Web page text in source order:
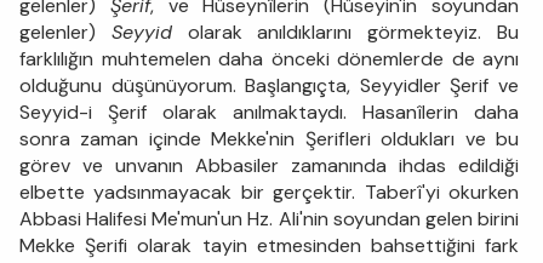
gelenler) Şerif, ve Hüseynîlerin (Hüseyin'in soyundan
gelenler) Seyyidolarak anıldıklarını görmekteyiz. Bu
farklılığın muhtemelen daha önceki dönemlerde de aynı
olduğunu düşünüyorum. Başlangıçta, Seyyidler Şerif ve
Seyyid-i Şerif olarak anılmaktaydı. Hasanîlerin daha
sonra zaman içinde Mekke'nin Şerifleri oldukları ve bu
görev ve unvanın Abbasiler zamanında ihdas edildiği
elbette yadsınmayacak bir gerçektir. Taberî'yi okurken
Abbasi Halifesi Me'mun'un Hz. Ali'nin soyundan gelen birini
Mekke Şerifi olarak tayin etmesinden bahsettiğini fark